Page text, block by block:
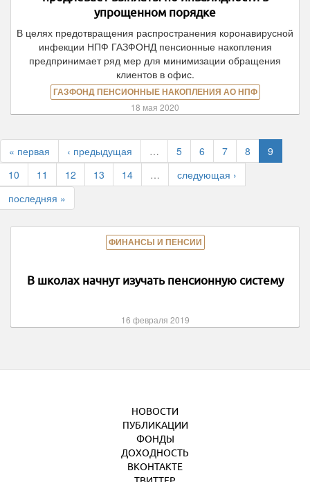
упрощенном порядке
В целях предотвращения распространения коронавирусной
инфекции НПФ ГАЗФОНД пенсионные накопления
предпринимает ряд мер для минимизации обращения
клиентов в офис.
ГАЗФОНД ПЕНСИОННЫЕ НАКОПЛЕНИЯ АО НПФ
18 мая 2020
« первая ‹ предыдущая … 5 6 7 8
9
10
11 12 13 14 …
следующая ›
последняя »
ФИНАНСЫ И ПЕНСИИ
В школах начнут изучать пенсионную систему
16 февраля 2019
НОВОСТИ
ПУБЛИКАЦИИ
ФОНДЫ
ДОХОДНОСТЬ
ВКОНТАКТЕ